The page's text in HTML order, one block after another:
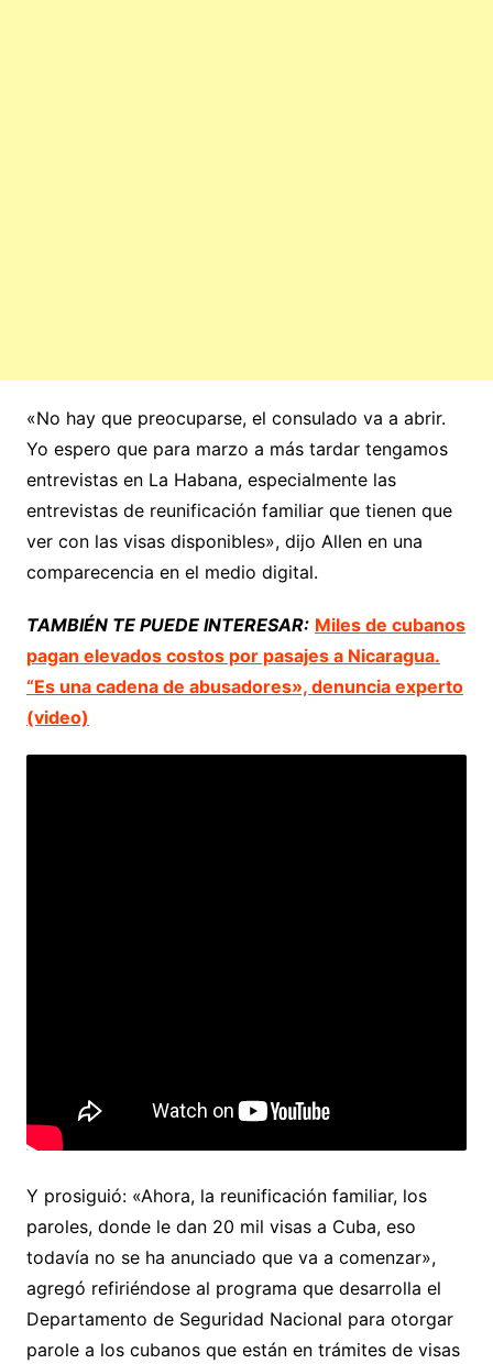
«No hay que preocuparse, el consulado va a abrir.
Yo espero que para marzo a más tardar tengamos
entrevistas en La Habana, especialmente las
entrevistas de reunificación familiar que tienen que
ver con las visas disponibles», dijo Allen en una
comparecencia en el medio digital.
TAMBIÉN TE PUEDE INTERESAR: Miles de cubanos
pagan elevados costos por pasajes a Nicaragua.
“Es una cadena de abusadores», denuncia experto
(video)
Y prosiguió: «Ahora, la reunificación familiar, los
paroles, donde le dan 20 mil visas a Cuba, eso
todavía no se ha anunciado que va a comenzar»,
agregó refiriéndose al programa que desarrolla el
Departamento de Seguridad Nacional para otorgar
parole a los cubanos que están en trámites de visas